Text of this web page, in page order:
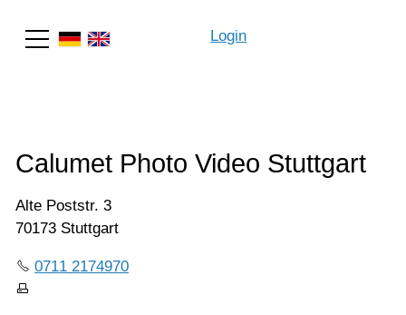
Login
Calumet Photo Video Stuttgart
Alte Poststr. 3
70173 Stuttgart
0711 2174970